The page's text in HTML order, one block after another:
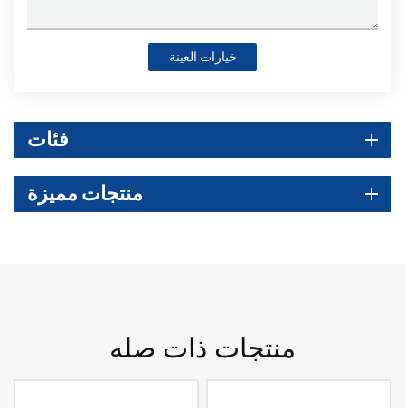
خيارات العينة
فئات
منتجات مميزة
منتجات ذات صله